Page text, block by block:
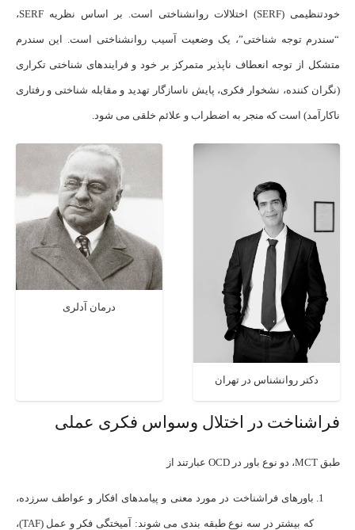
خودتنظیمی (SERF) اختلالات روانشناختی است. بر اساس نظریه SERF،
“سندرم توجه شناختی”، یک وضعیت آسیب روانشناختی است. این سندرم
متشکل از توجه انعطاف ناپذیر متمرکز بر خود و فرایندهای شناختی تکراری
(نگران کننده، نشخوار فکری، پایش ناسازگار تهدید و مقابله شناختی و رفتاری
ناکارآمد) است که منجر به اضطراب و علائم خلقی می شود.
دکتر روانشناس در تهران
درمان آدلری
فراشناخت در اختلال وسواس فکری عملی
طبق MCT، دو نوع باور در OCD عبارتند از
باورهای فراشناخت در مورد معنی و پیامدهای افکار و عواطف سرزده،
که بیشتر در سه نوع طبقه بندی می شوند: آمیختگی فکر و عمل (TAF)،